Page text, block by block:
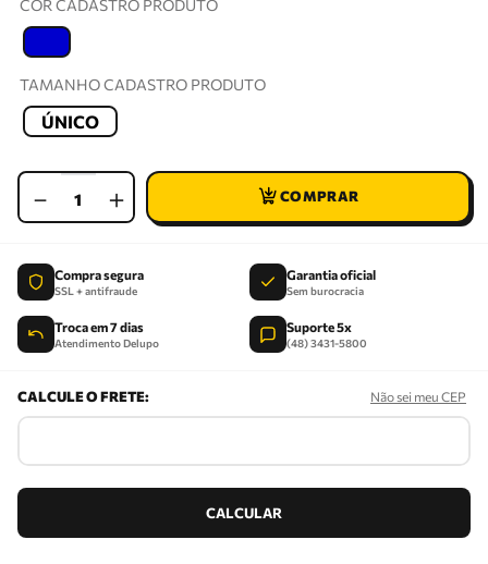
COR CADASTRO PRODUTO
TAMANHO CADASTRO PRODUTO
ÚNICO
＋
－
Compra segura
SSL + antifraude
Garantia oficial
Sem burocracia
Troca em 7 dias
Atendimento Delupo
Suporte 5x
(48) 3431-5800
Não sei meu CEP